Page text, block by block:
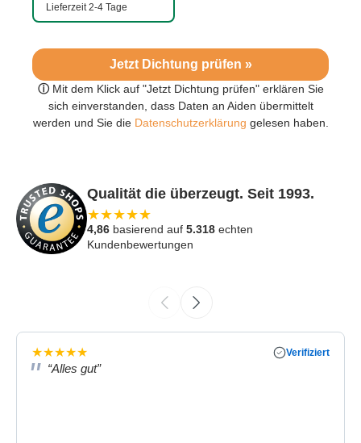
Jetzt Dichtung prüfen »
ⓘ Mit dem Klick auf "Jetzt Dichtung prüfen" erklären Sie
sich einverstanden, dass Daten an Aiden übermittelt
werden und Sie dieDatenschutzerklärung gelesen haben.
Lieferzeit 2-4 Tage
Qualität die überzeugt. Seit 1993.
★★★★★
4,86 basierend auf 5.318 echten
Kundenbewertungen
★★★★★ Verifiziert
“Alles gut”